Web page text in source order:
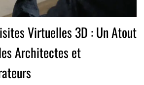
Virtuelles 3D : Un Atout
Architectes et